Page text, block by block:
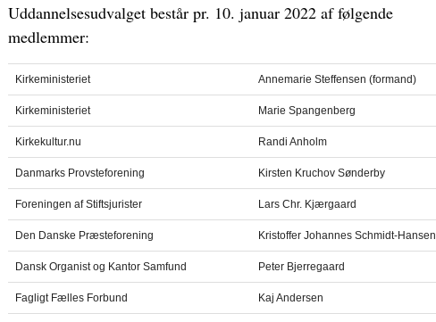
Uddannelsesudvalget består pr. 10. januar 2022 af følgende
medlemmer:
Kirkeministeriet Annemarie Steffensen (formand)
Kirkeministeriet Marie Spangenberg
Kirkekultur.nu Randi Anholm
Danmarks Provsteforening Kirsten Kruchov Sønderby
Foreningen af Stiftsjurister Lars Chr. Kjærgaard
Den Danske Præsteforening Kristoffer Johannes Schmidt-Hansen
Dansk Organist og Kantor Samfund Peter Bjerregaard
Fagligt Fælles Forbund Kaj Andersen